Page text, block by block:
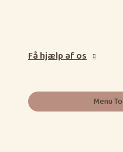
Få hjælp af os
Menu